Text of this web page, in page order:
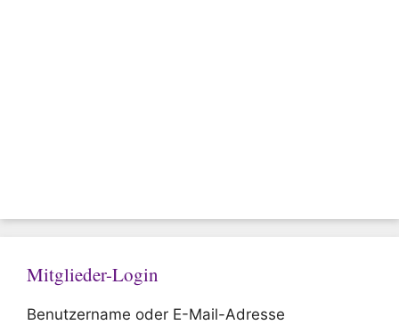
Mitglieder-Login
Benutzername oder E-Mail-Adresse